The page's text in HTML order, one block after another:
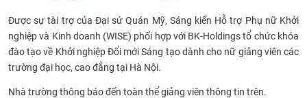
ĐÀO TẠO
ĐẢM BẢO CHẤT LƯỢNG
Được sự tài trợ của Đại sứ Quán Mỹ, Sáng kiến Hỗ trợ Phụ nữ Khởi
nghiệp và Kinh doanh (WISE) phối hợp với BK-Holdings tổ chức khóa
đào tạo về Khởi nghiệp Đổi mới Sáng tạo dành cho nữ giảng viên các
trường đại học, cao đẳng tại Hà Nội.
​Nhà trường thông báo đến toàn thể giảng viên thông tin trên.